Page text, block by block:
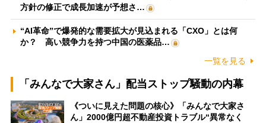
方針の修正で成長加速が予想さ…
“AI革命”で爆発的な需要拡大が見込まれる「CXO」とは何
か？ 高い競争力を持つ中国の医薬品…
一覧を見る
「みんなで大家さん」配当ストップ騒動の内幕
《ついに見えた問題の核心》「みんなで大家さ
ん」2000億円超不動産投資トラブル“異常なく